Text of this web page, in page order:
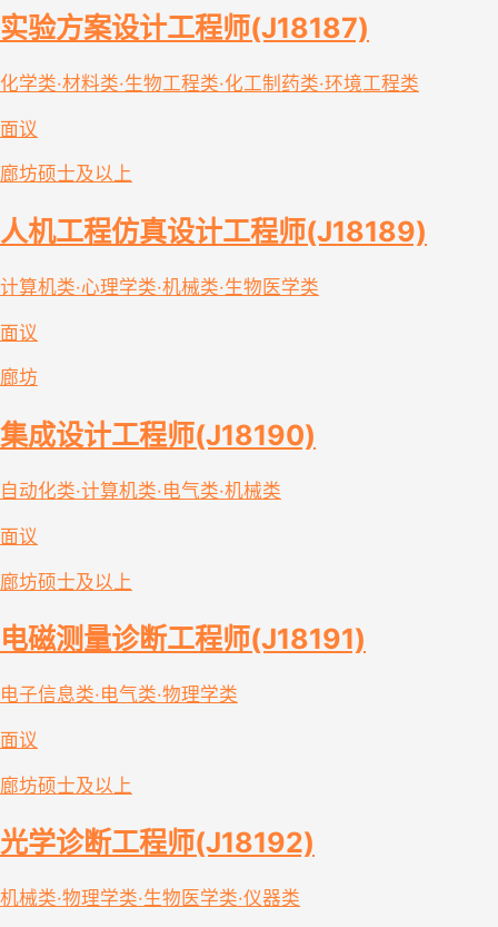
实验方案设计工程师(J18187)
化学类·材料类·生物工程类·化工制药类·环境工程类
面议
廊坊硕士及以上
人机工程仿真设计工程师(J18189)
计算机类·心理学类·机械类·生物医学类
面议
廊坊
集成设计工程师(J18190)
自动化类·计算机类·电气类·机械类
面议
廊坊硕士及以上
电磁测量诊断工程师(J18191)
电子信息类·电气类·物理学类
面议
廊坊硕士及以上
光学诊断工程师(J18192)
机械类·物理学类·生物医学类·仪器类